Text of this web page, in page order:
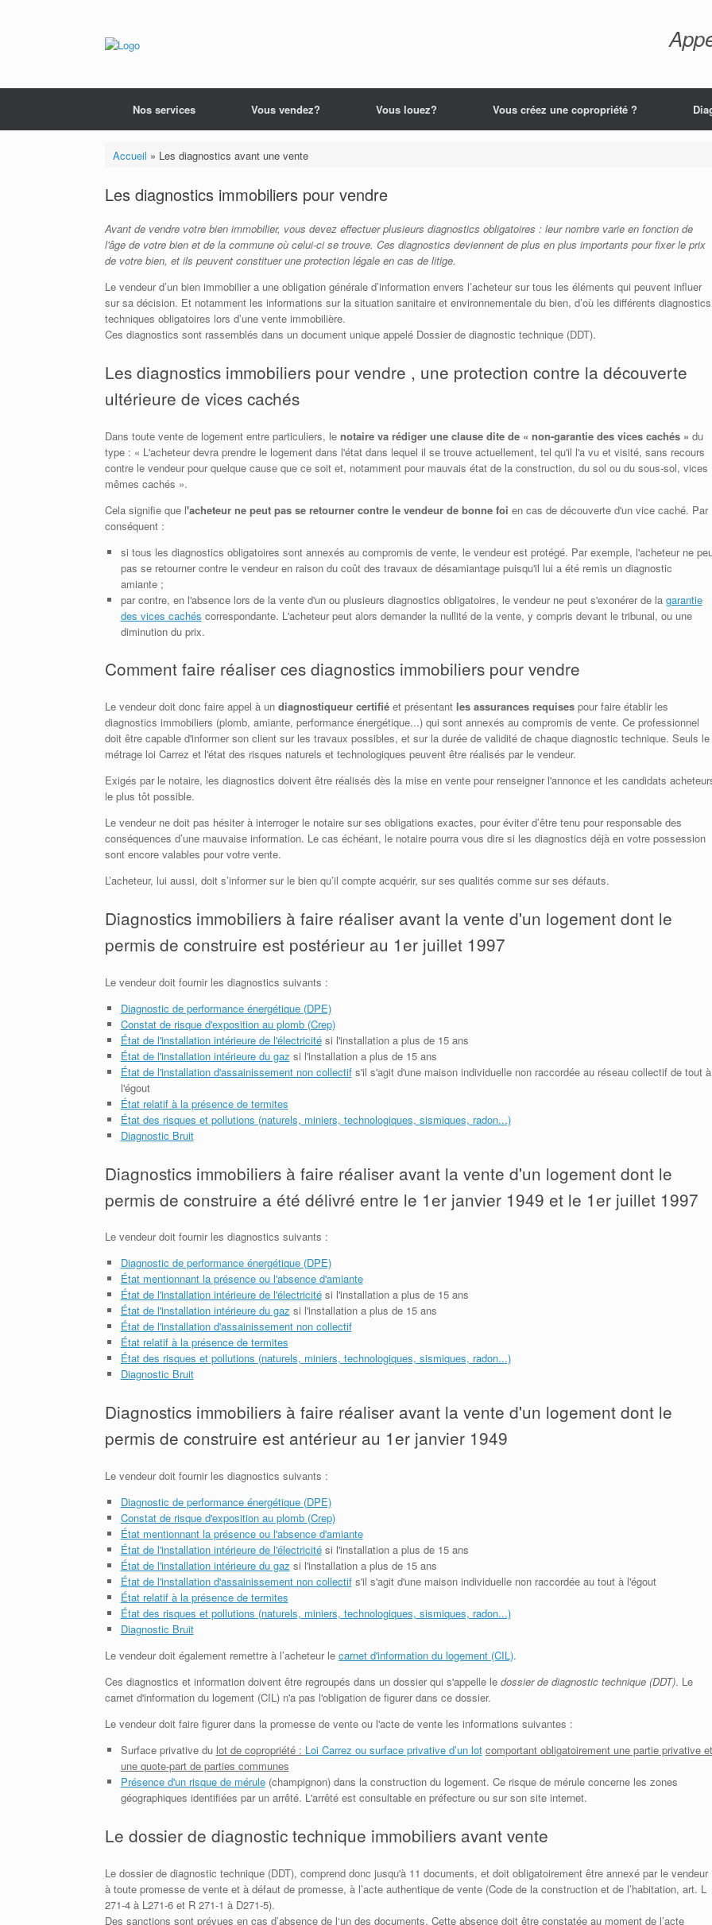
Nos services Vous vendez? Vous louez? Vous créez une copropriété ?
Accueil » Les diagnostics avant une vente
Les diagnostics immobiliers pour vendre
Avant de vendre votre bien immobilier, vous devez effectuer plusieurs diagnostics obligatoires : leur nombre varie en fonction de
l'âge de votre bien et de la commune où celui-ci se trouve. Ces diagnostics deviennent de plus en plus importants pour fixer le prix
de votre bien, et ils peuvent constituer une protection légale en cas de litige.
Le vendeur d’un bien immobilier a une obligation générale d’information envers l’acheteur sur tous les éléments qui peuvent influer
sur sa décision. Et notamment les informations sur la situation sanitaire et environnementale du bien, d’où les différents diagnostics
techniques obligatoires lors d’une vente immobilière.
Ces diagnostics sont rassemblés dans un document unique appelé Dossier de diagnostic technique (DDT).
Les diagnostics immobiliers pour vendre , une protection contre la découverte
ultérieure de vices cachés
Dans toute vente de logement entre particuliers, le notaire va rédiger une clause dite de « non-garantie des vices cachés » du
type : « L'acheteur devra prendre le logement dans l'état dans lequel il se trouve actuellement, tel qu'il l'a vu et visité, sans recours
contre le vendeur pour quelque cause que ce soit et, notamment pour mauvais état de la construction, du sol ou du sous-sol, vices
mêmes cachés ».
Cela signifie que l'acheteur ne peut pas se retourner contre le vendeur de bonne foi en cas de découverte d'un vice caché. Par
conséquent :
si tous les diagnostics obligatoires sont annexés au compromis de vente, le vendeur est protégé. Par exemple, l'acheteur ne
pas se retourner contre le vendeur en raison du coût des travaux de désamiantage puisqu'il lui a été remis un diagnostic
amiante ;
par contre, en l'absence lors de la vente d'un ou plusieurs diagnostics obligatoires, le vendeur ne peut s'exonérer de la garantie
des vices cachés correspondante. L'acheteur peut alors demander la nullité de la vente, y compris devant le tribunal, ou une
diminution du prix.
Comment faire réaliser ces diagnostics immobiliers pour vendre
Le vendeur doit donc faire appel à un diagnostiqueur certifié et présentant les assurances requises pour faire établir les
diagnostics immobiliers (plomb, amiante, performance énergétique...) qui sont annexés au compromis de vente. Ce professionnel
doit être capable d'informer son client sur les travaux possibles, et sur la durée de validité de chaque diagnostic technique. Seuls le
métrage loi Carrez et l'état des risques naturels et technologiques peuvent être réalisés par le vendeur.
Exigés par le notaire, les diagnostics doivent être réalisés dès la mise en vente pour renseigner l'annonce et les candidats
le plus tôt possible.
Le vendeur ne doit pas hésiter à interroger le notaire sur ses obligations exactes, pour éviter d’être tenu pour responsable des
conséquences d’une mauvaise information. Le cas échéant, le notaire pourra vous dire si les diagnostics déjà en votre possession
sont encore valables pour votre vente.
L’acheteur, lui aussi, doit s’informer sur le bien qu’il compte acquérir, sur ses qualités comme sur ses défauts.
Diagnostics immobiliers à faire réaliser avant la vente d'un logement dont le
permis de construire est postérieur au 1er juillet 1997
Le vendeur doit fournir les diagnostics suivants :
Diagnostic de performance énergétique (DPE)
Constat de risque d'exposition au plomb (Crep)
État de l'installation intérieure de l'électricitési l'installation a plus de 15 ans
État de l'installation intérieure du gaz si l'installation a plus de 15 ans
État de l'installation d'assainissement non collectifs'il s'agit d'une maison individuelle non raccordée au réseau collectif de tout à
l'égout
État relatif à la présence de termites
État des risques et pollutions (naturels, miniers, technologiques, sismiques, radon...)
Diagnostic Bruit
Diagnostics immobiliers à faire réaliser avant la vente d'un logement dont le
permis de construire a été délivré entre le 1er janvier 1949 et le 1er juillet 1997
Le vendeur doit fournir les diagnostics suivants :
Diagnostic de performance énergétique (DPE)
État mentionnant la présence ou l'absence d'amiante
État de l'installation intérieure de l'électricitési l'installation a plus de 15 ans
État de l'installation intérieure du gaz si l'installation a plus de 15 ans
État de l'installation d'assainissement non collectif
État relatif à la présence de termites
État des risques et pollutions (naturels, miniers, technologiques, sismiques, radon...)
Diagnostic Bruit
Diagnostics immobiliers à faire réaliser avant la vente d'un logement dont le
permis de construire est antérieur au 1er janvier 1949
Le vendeur doit fournir les diagnostics suivants :
Diagnostic de performance énergétique (DPE)
Constat de risque d'exposition au plomb (Crep)
État mentionnant la présence ou l'absence d'amiante
État de l'installation intérieure de l'électricitési l'installation a plus de 15 ans
État de l'installation intérieure du gaz si l'installation a plus de 15 ans
État de l'installation d'assainissement non collectifs'il s'agit d'une maison individuelle non raccordée au tout à l'égout
État relatif à la présence de termites
État des risques et pollutions (naturels, miniers, technologiques, sismiques, radon...)
Diagnostic Bruit
Le vendeur doit également remettre à l’acheteur le carnet d'information du logement (CIL).
Ces diagnostics et information doivent être regroupés dans un dossier qui s'appelle le dossier de diagnostic technique (DDT). Le
carnet d'information du logement (CIL) n'a pas l'obligation de figurer dans ce dossier.
Le vendeur doit faire figurer dans la promesse de vente ou l'acte de vente les informations suivantes :
Surface privative du lot de copropriété : Loi Carrez ou surface privative d’un lot comportant obligatoirement une partie privative et
une quote-part de parties communes
Présence d'un risque de mérule(champignon) dans la construction du logement. Ce risque de mérule concerne les zones
géographiques identifiées par un arrêté. L'arrêté est consultable en préfecture ou sur son site internet.
Le dossier de diagnostic technique immobiliers avant vente
Le dossier de diagnostic technique (DDT), comprend donc jusqu'à 11 documents, et doit obligatoirement être annexé par le vendeur
à toute promesse de vente et à défaut de promesse, à l’acte authentique de vente (Code de la construction et de l’habitation, art. L
271-4 à L271-6 et R 271-1 à D271-5).
Des sanctions sont prévues en cas d’absence de l‘un des documents. Cette absence doit être constatée au moment de l’acte